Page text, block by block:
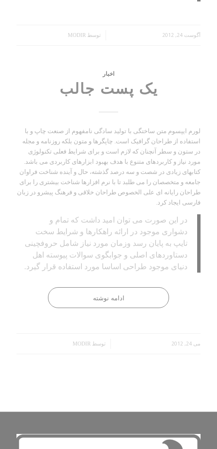
آگوست 24, 2012 توسط MODIR
اخبار
یک پست جالب
لورم ایپسوم متن ساختگی با تولید سادگی نامفهوم از صنعت چاپ و با
استفاده از طراحان گرافیک است. چاپگرها و متون بلکه روزنامه و مجله
در ستون و سطر آنچنان که لازم است و برای شرایط فعلی تکنولوژی
مورد نیاز و کاربردهای متنوع با هدف بهبود ابزارهای کاربردی می باشد.
کتابهای زیادی در شصت و سه درصد گذشته، حال و آینده شناخت فراوان
جامعه و متخصصان را می طلبد تا با نرم افزارها شناخت بیشتری را برای
طراحان رایانه ای علی الخصوص طراحان خلاقی و فرهنگ پیشرو در زبان
فارسی ایجاد کرد.
در این صورت می توان امید داشت که تمام و
دشواری موجود در ارائه راهکارها و شرایط سخت
تایپ به پایان رسد وزمان مورد نیاز شامل حروفچینی
دستاوردهای اصلی و جوابگوی سوالات پیوسته اهل
دنیای موجود طراحی اساسا مورد استفاده قرار گیرد.
ادامه نوشته
می 24, 2012 توسط MODIR